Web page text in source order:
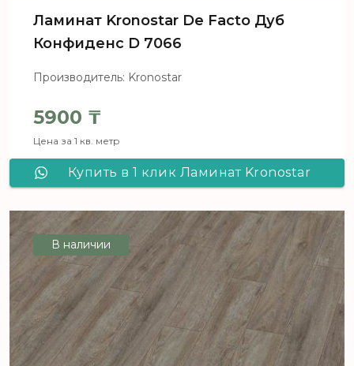
Ламинат Kronostar De Facto Дуб
Конфиденс D 7066
Производитель: Kronostar
5900 ₸
Цена за 1 кв. метр
Купить в 1 клик Ламинат Kronostar
В наличии